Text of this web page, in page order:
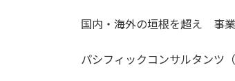
国内・海外の垣根を超え 事
パシフィックコンサルタンツ（